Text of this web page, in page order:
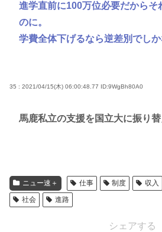
進学直前に100万位必要だからそ
のに。
学費全体下げるなら逆差別でしか
35 : 2021/04/15(木) 06:00:48.77 ID:9WgBh80A0
馬鹿私立の支援を国立大に振り替
ニュー速＋ 仕事 制度 収入
社会
進路
シェアする